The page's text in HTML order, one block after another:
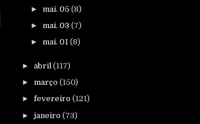
►mai. 05(8)
►mai. 03(7)
►mai. 01(8)
► abril (117)
► março (150)
► fevereiro (121)
► janeiro (73)